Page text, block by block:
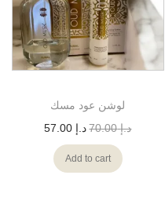
لوشن عود مسك
د.إ70.00 د.إ
Add to cart